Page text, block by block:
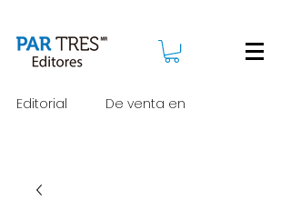
Editorial De venta en